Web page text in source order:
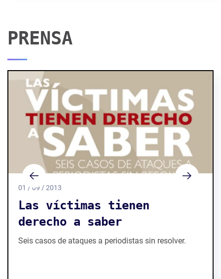
PRENSA
01 / 09 / 2013
Las víctimas tienen
derecho a saber
Seis casos de ataques a periodistas sin resolver.